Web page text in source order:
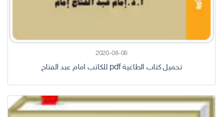
2020-08-06
تحميل كتاب الطاغية pdf للكاتب امام عبد الفتاح